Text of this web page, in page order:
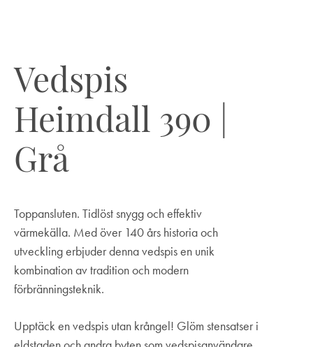
Vedspis
Heimdall 390 |
Grå
Toppansluten. Tidlöst snygg och effektiv
värmekälla. Med över 140 års historia och
utveckling erbjuder denna vedspis en unik
kombination av tradition och modern
förbränningsteknik.
Upptäck en vedspis utan krångel! Glöm stensatser i